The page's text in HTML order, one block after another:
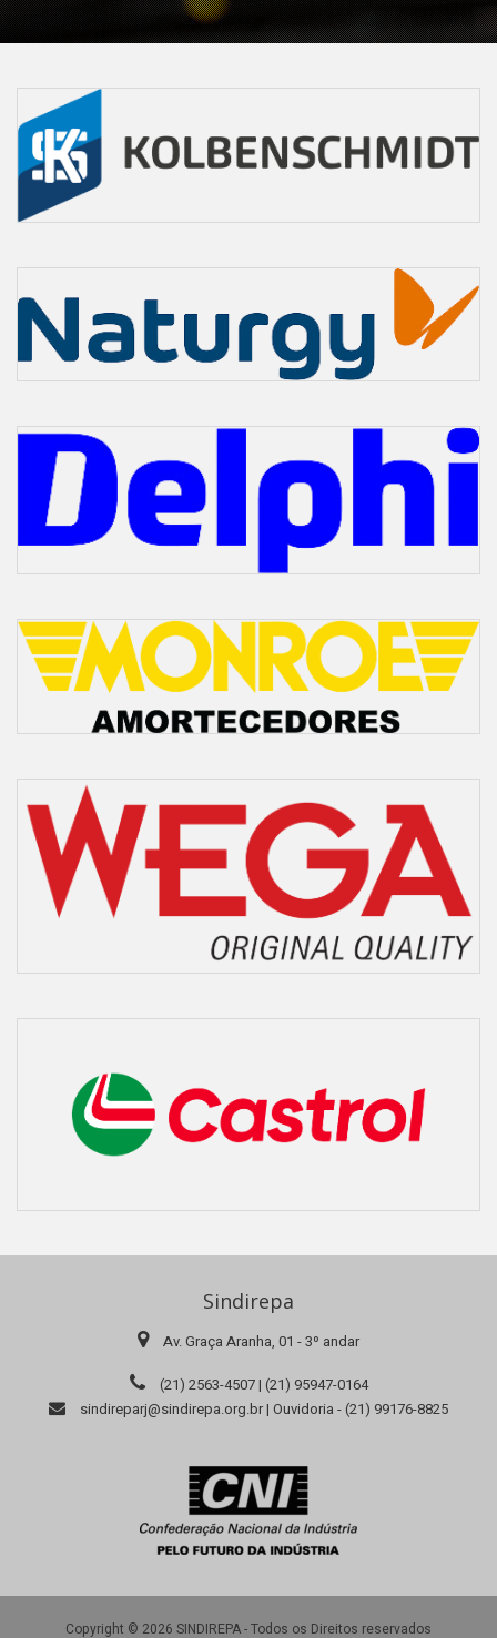
Sindirepa
Av. Graça Aranha, 01 - 3º andar
(21) 2563-4507 | (21) 95947-0164
sindireparj@sindirepa.org.br | Ouvidoria - (21) 99176-8825
Copyright © 2026 SINDIREPA - Todos os Direitos reservados